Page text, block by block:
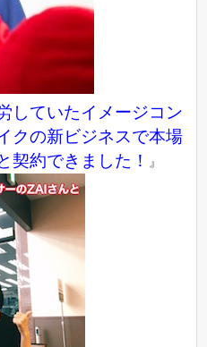
していたイメージコン
クの新ビジネスで本場
契約できました！
』